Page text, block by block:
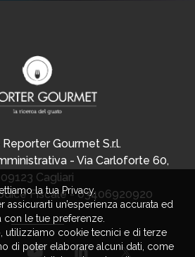
Gourmet S.r.l.
- Via Carloforte 60,
09123 Cagliari
Fiscale - 03406920920
la tua Privacy.
un’esperienza accurata ed
con le tue preferenze.
utilizziamo cookie tecnici e di terze
di poter elaborare alcuni dati, come